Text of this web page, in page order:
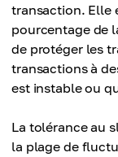
transaction. Elle
pourcentage de
de protéger les
transactions à
est instable ou
La tolérance au
la plage de